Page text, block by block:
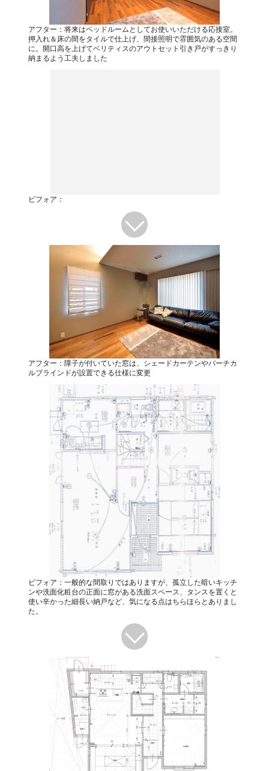
アフター：将来はベッドルームとしてお使いいただける応接室。
押入れ＆床の間をタイルで仕上げ、間接照明で雰囲気のある空間
に。開口高を上げてベリティスのアウトセット引き戸がすっきり
納まるよう工夫しました
ビフォア：
アフター：障子が付いていた窓は、シェードカーテンやバーチカ
ルブラインドが設置できる仕様に変更
ビフォア：一般的な間取りではありますが、孤立した暗いキッチ
ンや洗面化粧台の正面に窓がある洗面スペース、タンスを置くと
使い辛かった細長い納戸など、気になる点はちらほらとありまし
た。